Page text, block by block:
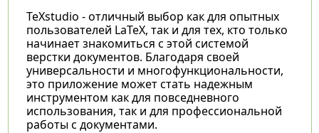
TeXstudio - отличный выбор как для опытных
пользователей LaTeX, так и для тех, кто только
начинает знакомиться с этой системой
верстки документов. Благодаря своей
универсальности и многофункциональности,
это приложение может стать надежным
инструментом как для повседневного
использования, так и для профессиональной
работы с документами.